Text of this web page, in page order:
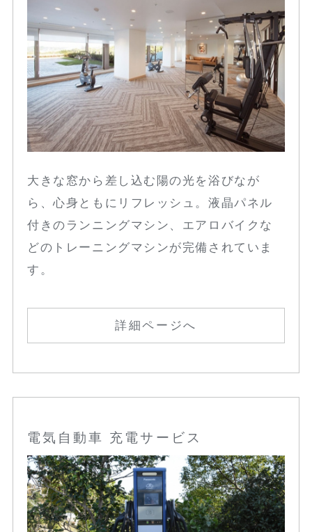
大きな窓から差し込む陽の光を浴びなが
ら、心身ともにリフレッシュ。液晶パネル
付きのランニングマシン、エアロバイクな
どのトレーニングマシンが完備されていま
す。
詳細ページへ
電気自動車 充電サービス